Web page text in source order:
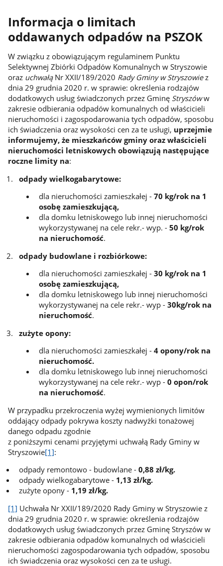
Informacja o limitach
oddawanych odpadów na PSZOK
W związku z obowiązującym regulaminem Punktu
Selektywnej Zbiórki Odpadów Komunalnych w Stryszowie
oraz uchwałąNr XXII/189/2020 Rady Gminy w Stryszowiez
dnia 29 grudnia 2020 r. w sprawie: określenia rodzajów
dodatkowych usług świadczonych przez Gminę Stryszóww
zakresie odbierania odpadów komunalnych od właścicieli
nieruchomości i zagospodarowania tych odpadów, sposobu
ich świadczenia oraz wysokości cen za te usługi, uprzejmie
informujemy, że mieszkańców gminy oraz właścicieli
nieruchomości letniskowych obowiązują następujące
roczne limity na:
odpady wielkogabarytowe:
dla nieruchomości zamieszkałej - 70 kg/rok na 1
osobę zamieszkującą,
dla domku letniskowego lub innej nieruchomości
wykorzystywanej na cele rekr.- wyp. - 50 kg/rok
na nieruchomość.
odpady budowlane i rozbiórkowe:
dla nieruchomości zamieszkałej - 30 kg/rok na 1
osobę zamieszkującą,
dla domku letniskowego lub innej nieruchomości
wykorzystywanej na cele rekr.- wyp - 30kg/rok na
nieruchomość.
zużyte opony:
dla nieruchomości zamieszkałej - 4 opony/rok na
nieruchomość.
dla domku letniskowego lub innej nieruchomości
wykorzystywanej na cele rekr.- wyp - 0 opon/rok
na nieruchomość.
W przypadku przekroczenia wyżej wymienionych limitów
oddający odpady pokrywa koszty nadwyżki tonażowej
danego odpadu zgodnie
z poniższymi cenami przyjętymi uchwałą Rady Gminy w
Stryszowie[1]:
odpady remontowo - budowlane - 0,88 zł/kg.
odpady wielkogabarytowe - 1,13 zł/kg.
zużyte opony - 1,19 zł/kg.
[1] Uchwała Nr XXII/189/2020 Rady Gminy w Stryszowie z
dnia 29 grudnia 2020 r. w sprawie: określenia rodzajów
dodatkowych usług świadczonych przez Gminę Stryszów w
zakresie odbierania odpadów komunalnych od właścicieli
nieruchomości zagospodarowania tych odpadów, sposobu
ich świadczenia oraz wysokości cen za te usługi.